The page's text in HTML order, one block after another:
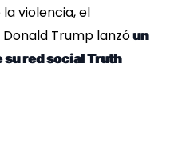
violencia, el
Trump lanzóun
su red social Truth